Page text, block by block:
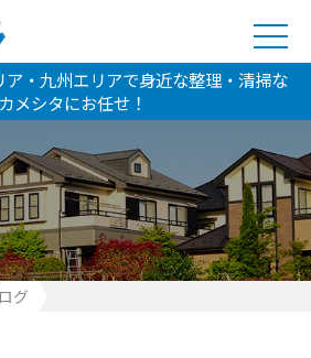
・九州エリアで身近な整理・清掃な
メシタにお任せ！
グ